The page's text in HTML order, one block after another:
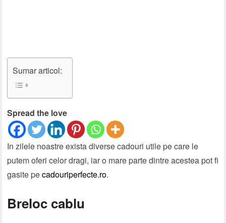
Sumar articol:
Spread the love
In zilele noastre exista diverse cadouri utile pe care le
putem oferi celor dragi, iar o mare parte dintre acestea pot fi
gasite pecadouriperfecte.ro.
Breloc cablu